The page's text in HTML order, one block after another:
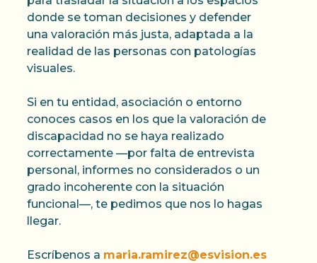
donde se toman decisiones y defender
una valoración más justa, adaptada a la
realidad de las personas con patologías
visuales.
Si en tu entidad, asociación o entorno
conoces casos en los que la valoración de
discapacidad no se haya realizado
correctamente —por falta de entrevista
personal, informes no considerados o un
grado incoherente con la situación
funcional—, te pedimos que nos lo hagas
llegar.
Escríbenos a maria.ramirez@esvision.es